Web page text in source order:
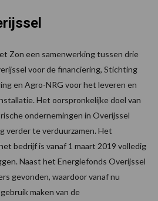
Zon een samenwerking tussen drie
voor de financiering, Stichting
en Agro-NRG voor het leveren en
Het oorspronkelijke doel van
ondernemingen in Overijssel
verder te verduurzamen. Het
bedrijf is vanaf 1 maart 2019 volledig
Naast het Energiefonds Overijssel
gevonden, waardoor vanaf nu
maken van de